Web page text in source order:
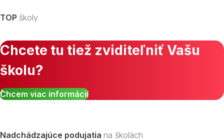
Zobraziť všetky študijné odbory »
TOP školy
Chcete tu tiež zviditeľniť Vašu
školu?
Chcem viac informácií
Nadchádzajúce podujatia na školách